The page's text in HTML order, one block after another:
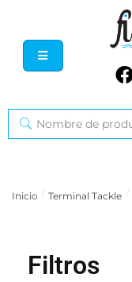
Inicio / Terminal Tackle /
Filtros